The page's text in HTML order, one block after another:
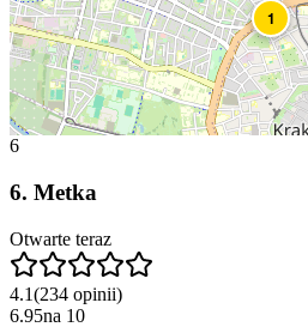
1
6
6. Metka
Otwarte teraz
4.1(234 opinii)
6.95na 10